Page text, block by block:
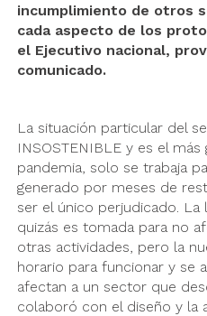
incumplimiento de otros
cada aspecto de los
el Ejecutivo nacional,
comunicado.
La situación particular del
INSOSTENIBLE y es el
pandemia, solo se trabaja
generado por meses de
ser el único perjudicado.
quizás es tomada para no
otras actividades, pero la
horario para funcionar y se
afectan a un sector que
colaboró con el diseño y la